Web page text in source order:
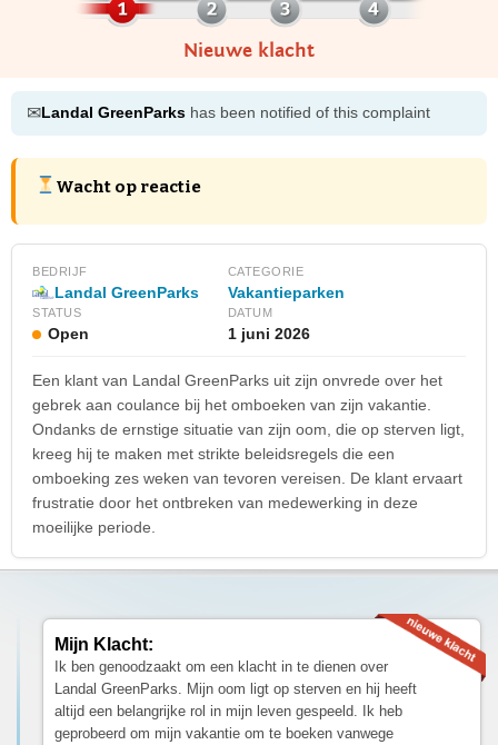
Nieuwe klacht
✉Landal GreenParks has been notified of this complaint
Wacht op reactie
BEDRIJF
Landal GreenParks
CATEGORIE
Vakantieparken
STATUS
Open
DATUM
1 juni 2026
Een klant van Landal GreenParks uit zijn onvrede over het
gebrek aan coulance bij het omboeken van zijn vakantie.
Ondanks de ernstige situatie van zijn oom, die op sterven ligt,
kreeg hij te maken met strikte beleidsregels die een
omboeking zes weken van tevoren vereisen. De klant ervaart
frustratie door het ontbreken van medewerking in deze
moeilijke periode.
Mijn Klacht:
Ik ben genoodzaakt om een klacht in te dienen over
Landal GreenParks. Mijn oom ligt op sterven en hij heeft
altijd een belangrijke rol in mijn leven gespeeld. Ik heb
geprobeerd om mijn vakantie om te boeken vanwege